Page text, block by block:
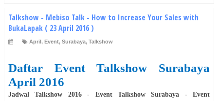
Talkshow - Mebiso Talk - How to Increase Your Sales with
BukaLapak ( 23 April 2016 )
April, Event, Surabaya, Talkshow
Daftar EventTalkshow
Surabaya
April 2016
JadwalTalkshow 2016- Event Talkshow Surabaya - Event